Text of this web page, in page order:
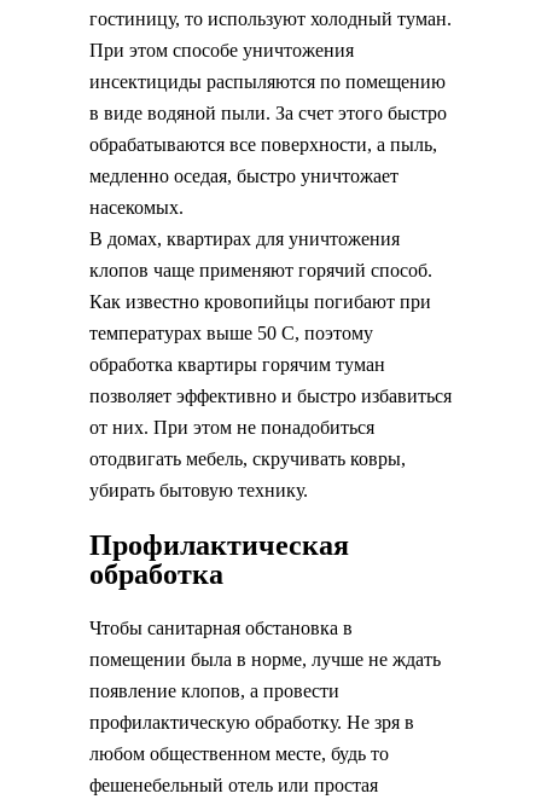
гостиницу, то используют холодный туман.
При этом способе уничтожения
инсектициды распыляются по помещению
в виде водяной пыли. За счет этого быстро
обрабатываются все поверхности, а пыль,
медленно оседая, быстро уничтожает
насекомых.
В домах, квартирах для уничтожения
клопов чаще применяют горячий способ.
Как известно кровопийцы погибают при
температурах выше 50 С, поэтому
обработка квартиры горячим туман
позволяет эффективно и быстро избавиться
от них. При этом не понадобиться
отодвигать мебель, скручивать ковры,
убирать бытовую технику.
Профилактическая
обработка
Чтобы санитарная обстановка в
помещении была в норме, лучше не ждать
появление клопов, а провести
профилактическую обработку. Не зря в
любом общественном месте, будь то
фешенебельный отель или простая